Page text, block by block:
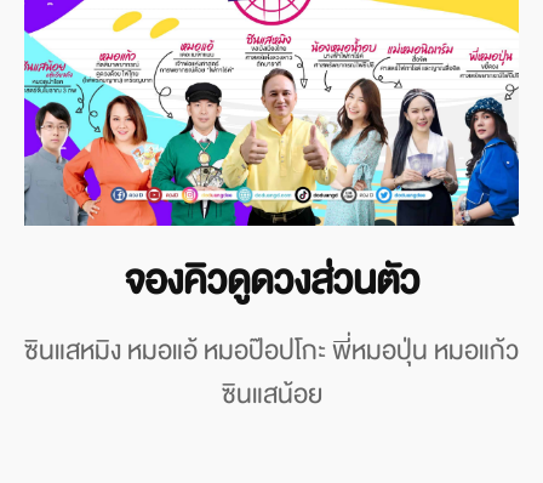
จองคิวดูดวงส่วนตัว
ซินแสหมิง หมอแอ้ หมอป๊อปโกะ พี่หมอปุ่น หมอแก้ว
ซินแสน้อย